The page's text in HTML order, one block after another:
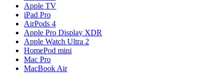
Apple TV
iPad Pro
AirPods 4
Apple Pro Display XDR
Apple Watch Ultra 2
HomePod mini
Mac Pro
MacBook Air